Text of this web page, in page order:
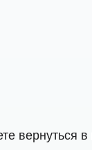
вернуться